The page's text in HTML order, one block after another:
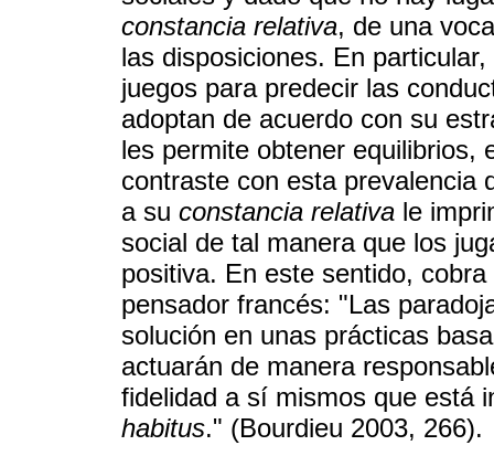
constancia relativa, de una
las disposiciones. En
juegos para predecir las
adoptan de acuerdo con su
les permite obtener equilibrios,
contraste con esta prevalencia
a su constancia relativa le
social de tal manera que los
positiva. En este sentido,
pensador francés: "Las
solución en unas prácticas
actuarán de manera
fidelidad a sí mismos que está
habitus." (Bourdieu 2003, 266).